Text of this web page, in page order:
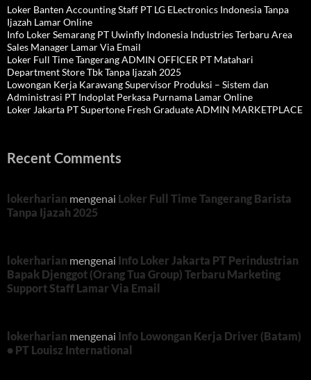
Loker Banten Accounting Staff PT LG ELectronics Indonesia Tanpa
Ijazah Lamar Online
Info Loker Semarang PT Uwinfly Indonesia Industries Terbaru Area
Sales Manager Lamar Via Email
Loker Full Time Tangerang ADMIN OFFICER PT Matahari
Department Store Tbk Tanpa Ijazah 2025
Lowongan Kerja Karawang Supervisor Produksi – Sistem dan
Administrasi PT Indoplat Perkasa Purnama Lamar Online
Loker Jakarta PT Supertone Fresh Graduate ADMIN MARKETPLACE
Recent Comments
lokerharian mengenai Loker Full Time Tangerang Barista
Tanpa Ijazah 2025
lokerharian mengenai Info Loker Jakarta PT Perindustrian
Bapak Djenggot (Orang Tua Group) Terbaru Marketing
Support Staff Lamar Via Email
lokerharian mengenai Info Lowongan Kerja Driver (Batam)
• PT Louisz International